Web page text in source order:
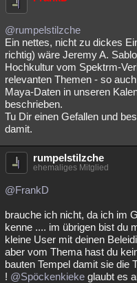
@rumpelstilzche
Ein nettes, nicht zu dickes
richtig) wäre Jeremy A.
Hochkultur vom Spektrm-
relevanten Themen - so
Maya-Daten in unseren
beschrieben.
Tu Dir einen Gefallen und
damit.
rumpelstilzche
ehemaliges Mitglied
@FrankD
brauche ich nicht, da ich im
kenne .... im übrigen bist du
kleine User mit deinen
aber vom Thema hast du
bauten Tempel damit sie die
! @Spöckenkieke glaubt es